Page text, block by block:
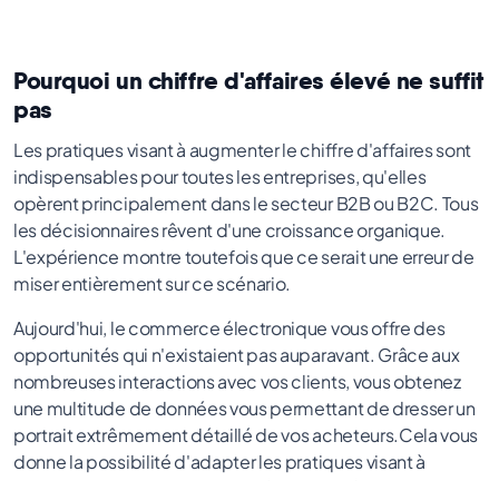
Pourquoi un chiffre d'affaires élevé ne suffit
pas
Les pratiques visant à augmenter le chiffre d'affaires sont
indispensables pour toutes les entreprises, qu'elles
opèrent principalement dans le secteur B2B ou B2C. Tous
les décisionnaires rêvent d'une croissance organique.
L'expérience montre toutefois que ce serait une erreur de
miser entièrement sur ce scénario.
Aujourd'hui, le commerce électronique vous offre des
opportunités qui n'existaient pas auparavant. Grâce aux
nombreuses interactions avec vos clients, vous obtenez
une multitude de données vous permettant de dresser un
portrait extrêmement détaillé de vos acheteurs.Cela vous
donne la possibilité d'adapter les pratiques visant à